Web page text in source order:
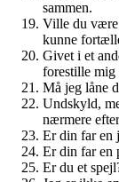
sammen.
Ville du være
kunne
Givet i et
forestille
Må jeg låne
Undskyld,
nærmere
Er din far en
Er din far en
Er du et